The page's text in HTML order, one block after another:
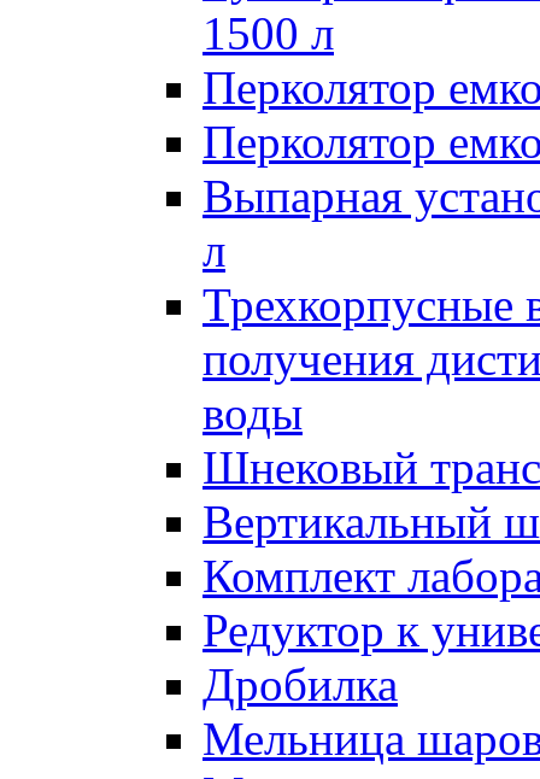
1500 л
Перколятор
Перколятор
Выпарная
л
Трехкорпусные
получения
воды
Шнековый
Вертикальный
Комплект
Редуктор к
Дробилка
Мельница